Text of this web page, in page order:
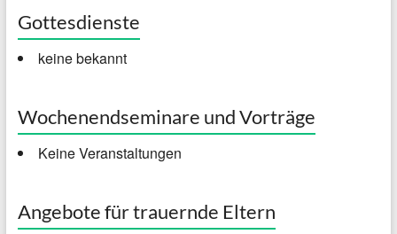
Gottesdienste
keine bekannt
Wochenendseminare und Vorträge
Keine Veranstaltungen
Angebote für trauernde Eltern